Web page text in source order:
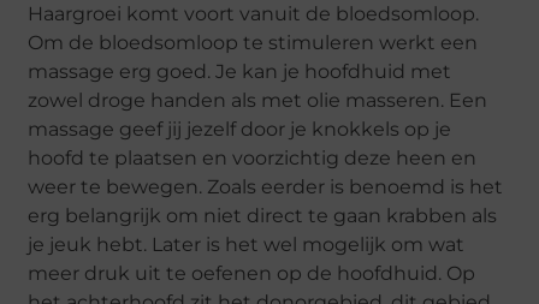
Haargroei komt voort vanuit de bloedsomloop.
Om de bloedsomloop te stimuleren werkt een
massage erg goed. Je kan je hoofdhuid met
zowel droge handen als met olie masseren. Een
massage geef jij jezelf door je knokkels op je
hoofd te plaatsen en voorzichtig deze heen en
weer te bewegen. Zoals eerder is benoemd is het
erg belangrijk om niet direct te gaan krabben als
je jeuk hebt. Later is het wel mogelijk om wat
meer druk uit te oefenen op de hoofdhuid. Op